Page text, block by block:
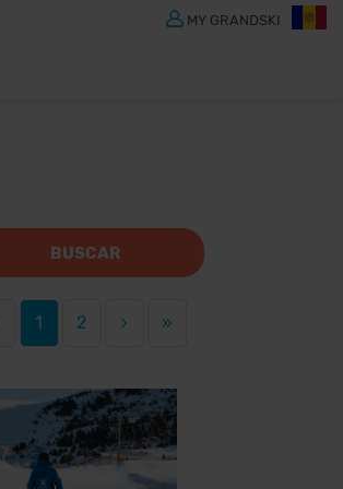
MY GRANDSKI
BUSCAR
1 2 › »